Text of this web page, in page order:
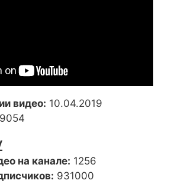
видео: 10.04.2019
на канале: 1256
931000